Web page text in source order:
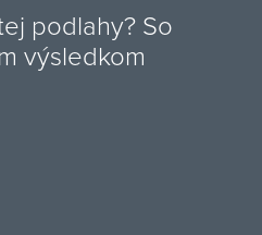
vzhľadom
systémy.